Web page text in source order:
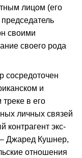
лицом (его
своими
своего рода
сосредоточен
и
в его
личных связей
контрагент экс-
Джаред Кушнер,
отношения